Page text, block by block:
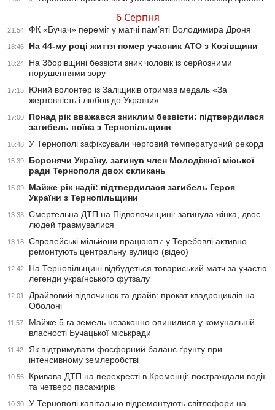
6 Серпня
21:54 ФК «Бучач» переміг у матчі пам’яті Володимира Дроня
18:46 На 44-му році життя помер учасник АТО з Козівщини
18:24
На Зборівщині безвісти зник чоловік із серйозними
порушеннями зору
17:15
Юний волонтер із Заліщиків отримав медаль «За
жертовність і любов до України»
17:00
Понад рік вважався зниклим безвісти: підтвердилася
загибель воїна з Тернопільщини
16:48 У Тернополі зафіксували черговий температурний рекорд
15:39
Боронячи Україну, загинув член Молодіжної міської
ради Тернополя двох скликань
15:09
Майже рік надії: підтвердилася загибель Героя
України з Тернопільщини
13:38
Смертельна ДТП на Підволочищині: загинула жінка, двоє
людей травмувалися
13:16
Європейські мільйони працюють: у Теребовлі активно
ремонтують центральну вулицю (відео)
12:42
На Тернопільщині відбудеться товариський матч за участю
легенди українського футзалу
12:01
Драйвовий відпочинок та драйв: прокат квадроциклів на
Оболоні
11:57
Майже 5 га земель незаконно опинилися у комунальній
власності Бучацької міськради
11:42
Як підтримувати фосфорний баланс ґрунту при
інтенсивному землеробстві
10:55
Кривава ДТП на перехресті в Кременці: постраждали водії
та четверо пасажирів
10:30
У Тернополі капітально відремонтують світлофори на